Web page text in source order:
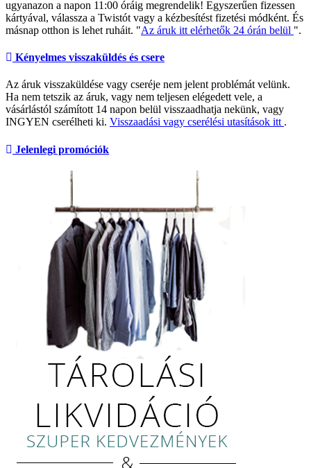
ugyanazon a napon 11:00 óráig megrendelik! Egyszerűen fizessen
kártyával, válassza a Twistót vagy a kézbesítést fizetési módként. És
másnap otthon is lehet ruháit. "Az áruk itt elérhetők 24 órán belül ".
Kényelmes visszaküldés és csere
Az áruk visszaküldése vagy cseréje nem jelent problémát velünk.
Ha nem tetszik az áruk, vagy nem teljesen elégedett vele, a
vásárlástól számított 14 napon belül visszaadhatja nekünk, vagy
INGYEN cserélheti ki. Visszaadási vagy cserélési utasítások itt .
Jelenlegi promóciók